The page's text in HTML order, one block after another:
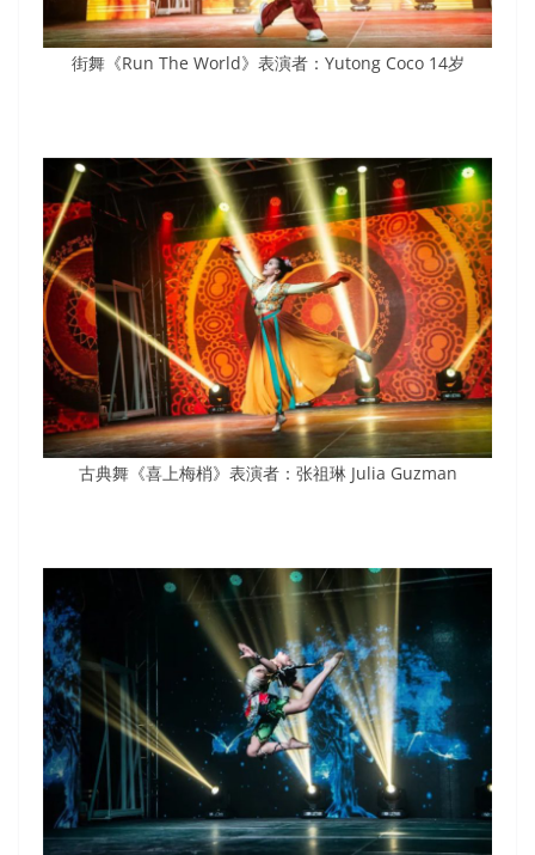
街舞《Run The World》表演者：Yutong Coco 14岁
古典舞《喜上梅梢》表演者：张祖琳 Julia Guzman